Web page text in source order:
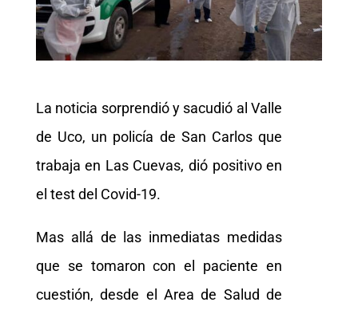
La noticia sorprendió y sacudió al Valle
de Uco, un policía de San Carlos que
trabaja en Las Cuevas, dió positivo en
el test del Covid-19.
Mas allá de las inmediatas medidas
que se tomaron con el paciente en
cuestión, desde el Area de Salud de